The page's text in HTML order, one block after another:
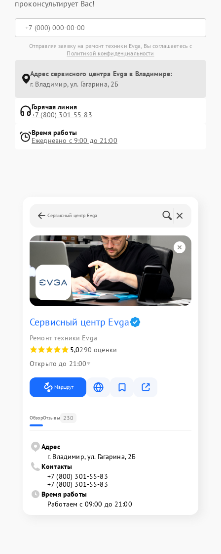
проконсультирует Вас!
Отправляя заявку на ремонт техники Evga, Вы соглашаетесь с
Политикой конфиденциальности
Адрес сервисного центра Evga в Владимире:
г. Владимир, ул. Гагарина, 2Б
Горячая линия
+7 (800) 301-55-83
Время работы
Ежедневно с 9:00 до 21:00
Сервисный центр Evga
Сервисный центр Evga
Ремонт техники Evga
5,0290 оценки
Открыто до 21:00
Маршрут
ОбзорОтзывы 230
Адрес
г. Владимир, ул. Гагарина, 2Б
Контакты
+7 (800) 301-55-83
+7 (800) 301-55-83
Время работы
Работаем с 09:00 до 21:00